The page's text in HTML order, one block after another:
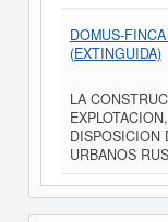
DOMUS-
(EXTINGUIDA)
LA
DISPOSICION
URBANOS